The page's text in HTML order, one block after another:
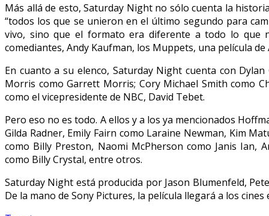
Más allá de esto, Saturday Night no sólo cuenta la
“todos los que se unieron en el último segundo para
vivo, sino que el formato era diferente a todo lo que
comediantes, Andy Kaufman, los Muppets, una película
En cuanto a su elenco, Saturday Night cuenta con
Morris como Garrett Morris; Cory Michael Smith como
como el vicepresidente de NBC, David Tebet.
Pero eso no es todo. A ellos y a los ya mencionados
Gilda Radner, Emily Fairn como Laraine Newman, Kim
como Billy Preston, Naomi McPherson como Janis Ian,
como Billy Crystal, entre otros.
Saturday Night está producida por Jason Blumenfeld,
De la mano de Sony Pictures, la película llegará a los